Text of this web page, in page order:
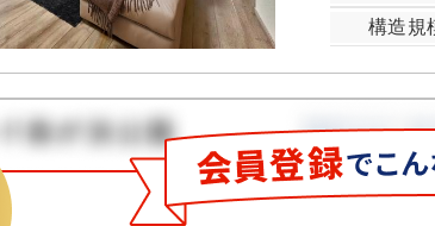
構造規